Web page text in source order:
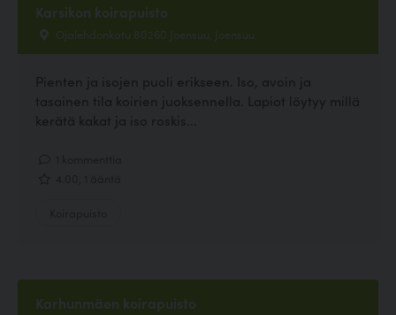
Karsikon koirapuisto
Ojalehdonkatu 80260 Joensuu, Joensuu
Pienten ja isojen puoli erikseen. Iso, avoin ja
tasainen tila koirien juoksennella. Lapiot löytyy millä
kerätä kakat ja iso roskis...
Karhunmäen koirapuisto